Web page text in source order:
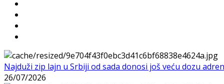
Najduži zip lajn u Srbiji od sada donosi još veću dozu
26/07/2026